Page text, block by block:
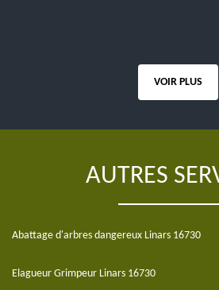
VOIR PLUS
AUTRES
Abattage d'arbres dangereux Linars 16730
Elagueur Grimpeur Linars 16730